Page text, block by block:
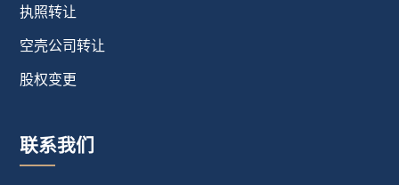
执照转让
空壳公司转让
股权变更
联系我们